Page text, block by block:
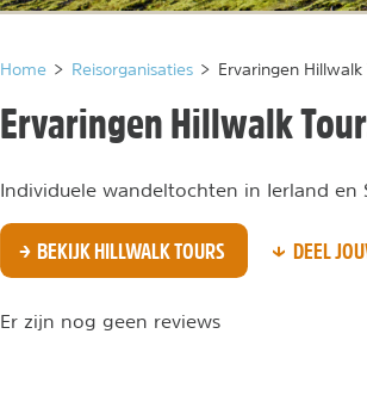
Home > Reisorganisaties > Ervaringen Hillwalk
Ervaringen Hillwalk
Individuele wandeltochten in Ierland en
BEKIJK HILLWALK TOURS DEEL
Er zijn nog geen reviews